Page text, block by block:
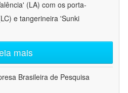
(LA) com os porta-
e tangerineira 'Sunki
mais
Brasileira de Pesquisa